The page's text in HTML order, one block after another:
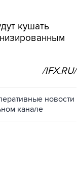
кушать
/IFX.RU/
новости
канале